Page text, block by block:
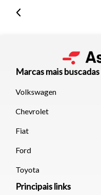
Marcas mais buscadas
Volkswagen
Chevrolet
Fiat
Ford
Toyota
Principais links